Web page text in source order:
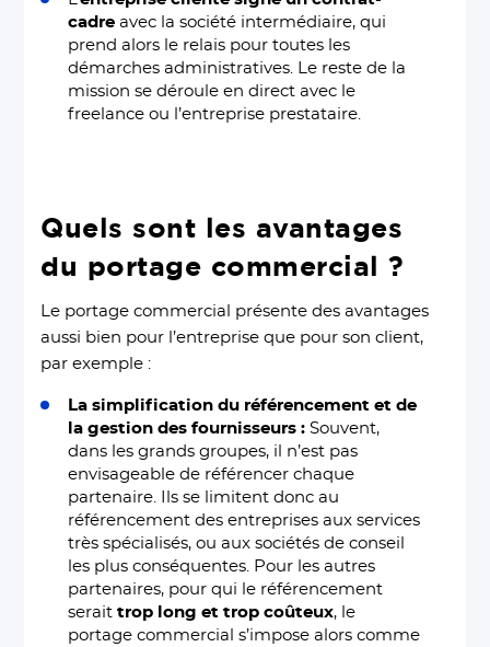
cadreavec la société intermédiaire, qui
prend alors le relais pour toutes les
démarches administratives. Le reste de la
mission se déroule en direct avec le
freelance ou l’entreprise prestataire.
Quels sont les avantages
du portage commercial ?
Le portage commercial présente des avantages
aussi bien pour l’entreprise que pour son client,
par exemple :
La simplification du référencement et de
la gestion des fournisseurs : Souvent,
dans les grands groupes, il n’est pas
envisageable de référencer chaque
partenaire. Ils se limitent donc au
référencement des entreprises aux services
très spécialisés, ou aux sociétés de conseil
les plus conséquentes. Pour les autres
partenaires, pour qui le référencement
serait trop long et trop coûteux, le
portage commercial s’impose alors comme